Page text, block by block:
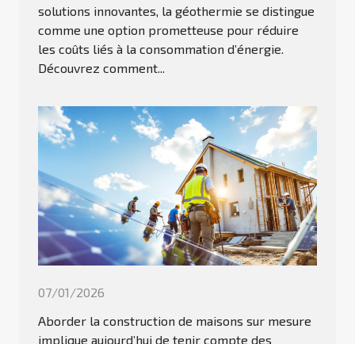
solutions innovantes, la géothermie se distingue
comme une option prometteuse pour réduire
les coûts liés à la consommation d’énergie.
Découvrez comment...
07/01/2026
Aborder la construction de maisons sur mesure
implique aujourd’hui de tenir compte des